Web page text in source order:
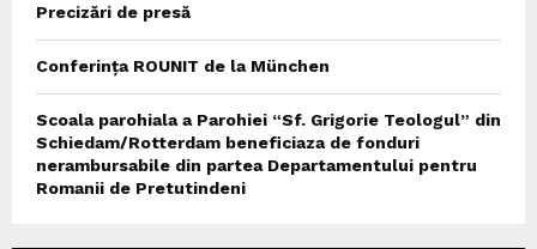
Precizări de presă
Conferința ROUNIT de la München
Scoala parohiala a Parohiei “Sf. Grigorie Teologul” din
Schiedam/Rotterdam beneficiaza de fonduri
nerambursabile din partea Departamentului pentru
Romanii de Pretutindeni